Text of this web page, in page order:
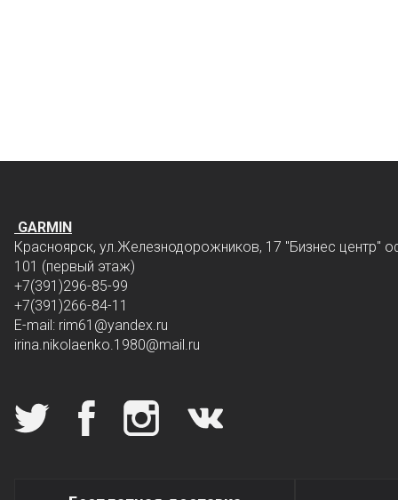
GARMIN
Красноярск, ул.Железнодорожников, 17 "Бизнес центр"
101 (первый этаж)
+7(391)296-85-99
+7(391)266-84-11
E-mail: rim61 @yandex.ru
irina.nikolaenko.1980@mail.ru
Мы в социальных сетях